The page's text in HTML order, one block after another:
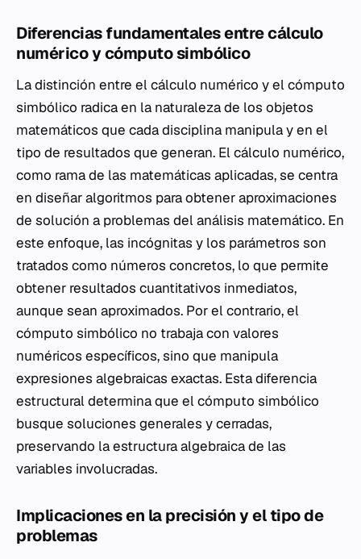
Diferencias fundamentales entre cálculo
numérico y cómputo simbólico
La distinción entre el cálculo numérico y el cómputo
simbólico radica en la naturaleza de los objetos
matemáticos que cada disciplina manipula y en el
tipo de resultados que generan. El cálculo numérico,
como rama de las matemáticas aplicadas, se centra
en diseñar algoritmos para obtener aproximaciones
de solución a problemas del análisis matemático. En
este enfoque, las incógnitas y los parámetros son
tratados como números concretos, lo que permite
obtener resultados cuantitativos inmediatos,
aunque sean aproximados. Por el contrario, el
cómputo simbólico no trabaja con valores
numéricos específicos, sino que manipula
expresiones algebraicas exactas. Esta diferencia
estructural determina que el cómputo simbólico
busque soluciones generales y cerradas,
preservando la estructura algebraica de las
variables involucradas.
Implicaciones en la precisión y el tipo de
problemas